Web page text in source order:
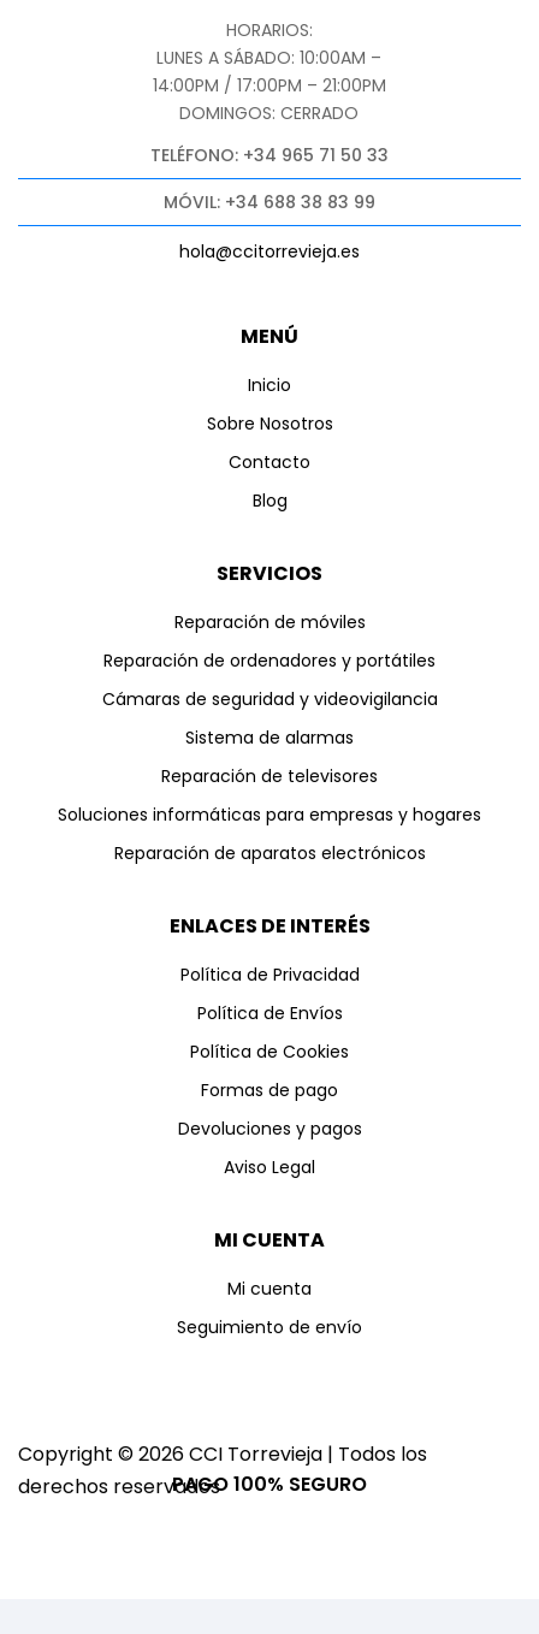
MENÚ
Inicio
Sobre Nosotros
Contacto
Blog
SERVICIOS
Reparación de móviles
Reparación de ordenadores y portátiles
Cámaras de seguridad y videovigilancia
Sistema de alarmas
Reparación de televisores
Soluciones informáticas para empresas y hogares
Reparación de aparatos electrónicos
ENLACES DE INTERÉS
Política de Privacidad
Política de Envíos
Política de Cookies
Formas de pago
Devoluciones y pagos
Aviso Legal
MI CUENTA
Mi cuenta
Seguimiento de envío
HORARIOS:
LUNES A SÁBADO: 10:00AM –
14:00PM / 17:00PM – 21:00PM
DOMINGOS: CERRADO
TELÉFONO: +34 965 71 50 33
MÓVIL: +34 688 38 83 99
hola@ccitorrevieja.es
Copyright © 2026 CCI Torrevieja | Todos los
derechos reservadosPAGO 100% SEGURO